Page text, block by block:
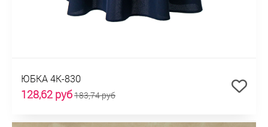
ЮБКА 4К-830
128,62 руб183,74 руб